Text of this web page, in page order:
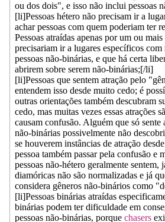
ou dos dois", e isso não inclui pessoas
[li]Pessoas hétero não precisam ir a
achar pessoas com quem poderiam ter
Pessoas atraídas apenas por um ou
precisariam ir a lugares específicos com
pessoas não-binárias, e que há certa
abrirem sobre serem não-binárias;[/li]
[li]Pessoas que sentem atração pelo
entendem isso desde muito cedo; é
outras orientações também descubram
cedo, mas muitas vezes essas atrações
causam confusão. Alguém que só sente
não-binárias possivelmente não
se houverem instâncias de atração
pessoa também passar pela confusão e
pessoas não-hétero geralmente sentem,
diamóricas não são normalizadas e já
considera gêneros não-binários como
[li]Pessoas binárias atraídas
binárias podem ter dificuldade em
pessoas não-binárias, porque chasers